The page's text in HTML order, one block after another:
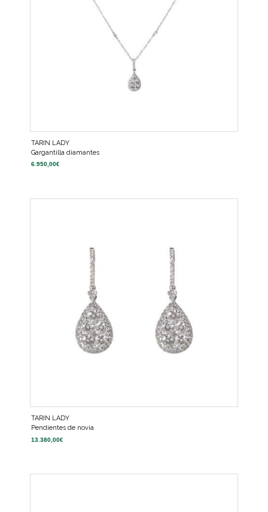
TARIN LADY
Gargantilla diamantes
6.950,00€
TARIN LADY
Pendientes de novia
13.380,00€